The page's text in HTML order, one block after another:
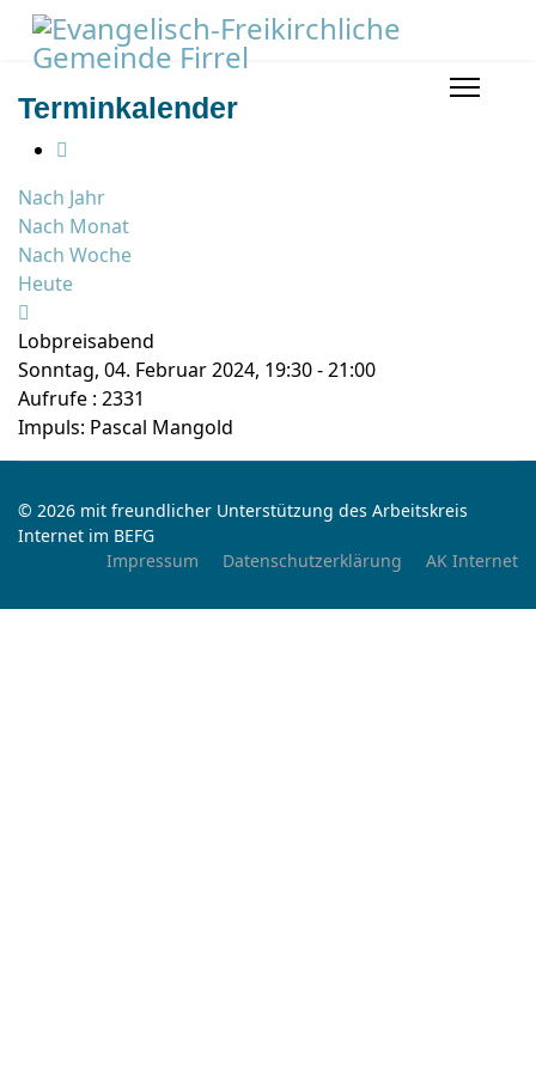
Terminkalender
Nach Jahr
Nach Monat
Nach Woche
Heute
Lobpreisabend
Sonntag, 04. Februar 2024, 19:30 - 21:00
Aufrufe : 2331
Impuls: Pascal Mangold
© 2026 mit freundlicher Unterstützung des Arbeitskreis
Internet im BEFG
Impressum
Datenschutzerklärung AK Internet